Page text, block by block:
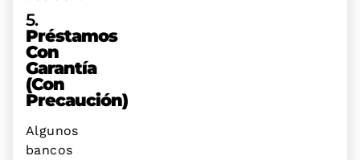
5.
Préstamos
Con
Garantía
(con
Precaución)
Algunos
bancos